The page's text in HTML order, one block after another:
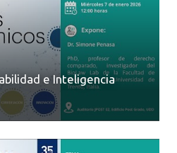
e Inteligencia